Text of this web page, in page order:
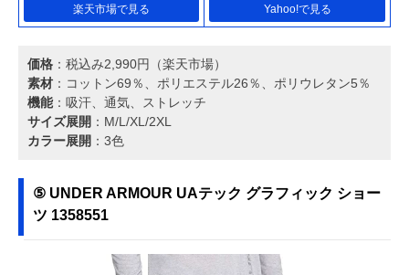
楽天市場で見る Yahoo!で見る
価格 ：税込み2,990円（楽天市場）
素材 ：コットン69％、ポリエステル26％、ポリウレタン5％
機能：吸汗、通気、ストレッチ
サイズ展開 ：M/L/XL/2XL
カラー展開 ：3色
⑤ UNDER ARMOUR UAテック グラフィック ショー
ツ 1358551